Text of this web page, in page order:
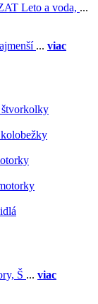
Leto a voda, ...
... viac
Š ... viac